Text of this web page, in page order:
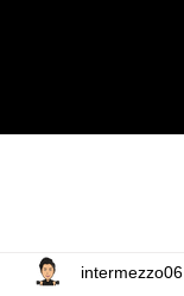
intermezzo06